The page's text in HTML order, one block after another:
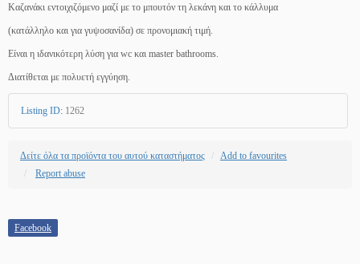
Καζανάκι εντοιχιζόμενο μαζί με το μπουτόν τη λεκάνη και το κάλλυμα
(κατάλληλο και για γυψοσανίδα) σε προνομιακή τιμή.
Είναι η ιδανικότερη λύση για wc και master bathrooms.
Διατίθεται με πολυετή εγγύηση.
Listing ID: 1262
Δείτε όλα τα προϊόντα του αυτού καταστήματος
Add to favourites
Report abuse
Facebook